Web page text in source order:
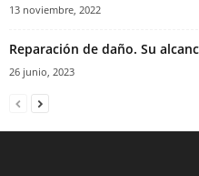
13 noviembre, 2022
Reparación de daño. Su
26 junio, 2023